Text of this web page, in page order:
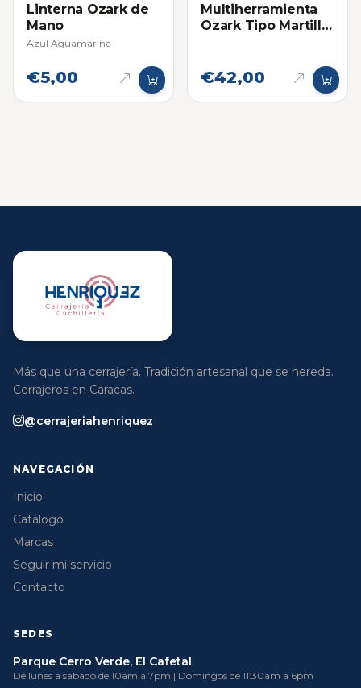
Linterna Ozark de
Mano
Azul Aguamarina
€5,00
Multiherramienta
Ozark Tipo Martillo
€42,00
Más que una cerrajería. Tradición artesanal que se hereda.
Cerrajeros en Caracas.
@cerrajeriahenriquez
NAVEGACIÓN
Inicio
Catálogo
Marcas
Seguir mi servicio
Contacto
SEDES
Parque Cerro Verde, El Cafetal
De lunes a sabado de 10am a 7pm | Domingos de 11:30am a 6pm